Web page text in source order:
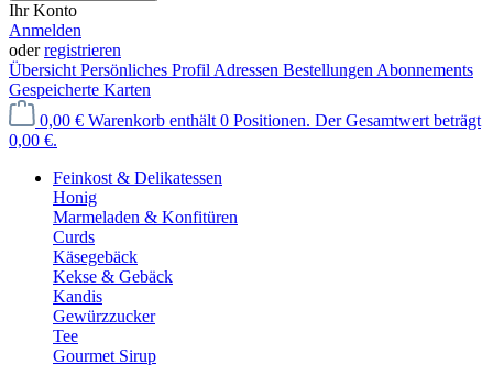
Ihr Konto
Anmelden
oderregistrieren
Übersicht Persönliches Profil Adressen Bestellungen Abonnements
Gespeicherte Karten
0,00 € Warenkorb enthält 0 Positionen. Der Gesamtwert beträgt
0,00 €.
Feinkost & Delikatessen
Honig
Marmeladen & Konfitüren
Curds
Käsegebäck
Kekse & Gebäck
Kandis
Gewürzzucker
Tee
Gourmet Sirup